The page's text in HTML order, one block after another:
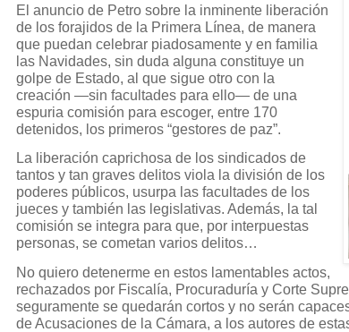
El anuncio de Petro sobre la inminente liberación
de los forajidos de la Primera Línea, de manera
que puedan celebrar piadosamente y en familia
las Navidades, sin duda alguna constituye un
golpe de Estado, al que sigue otro con la
creación —sin facultades para ello— de una
espuria comisión para escoger, entre 170
detenidos, los primeros “gestores de paz”.
La liberación caprichosa de los sindicados de
tantos y tan graves delitos viola la división de los
poderes públicos, usurpa las facultades de los
jueces y también las legislativas. Además, la tal
comisión se integra para que, por interpuestas
personas, se cometan varios delitos…
No quiero detenerme en estos lamentables actos,
rechazados por Fiscalía, Procuraduría y Corte
seguramente se quedarán cortos y no serán
de Acusaciones de la Cámara, a los autores de